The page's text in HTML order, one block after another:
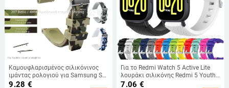
Καμουφλαρισμένος σιλικόνινος
ιμάντας ρολογιού για Samsung S3
Smartwatch — γρήγορη
9.28 €
Για το Redmi Watch 5 Active Lite
λουράκι σιλικόνης Redmi 5 Youth
Twill Wristband
7.06 €